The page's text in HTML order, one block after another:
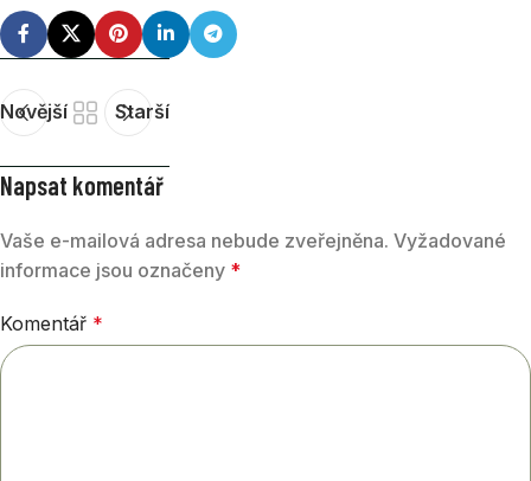
Novější Starší
Napsat komentář
Vaše e-mailová adresa nebude zveřejněna. Vyžadované
informace jsou označeny *
Komentář *